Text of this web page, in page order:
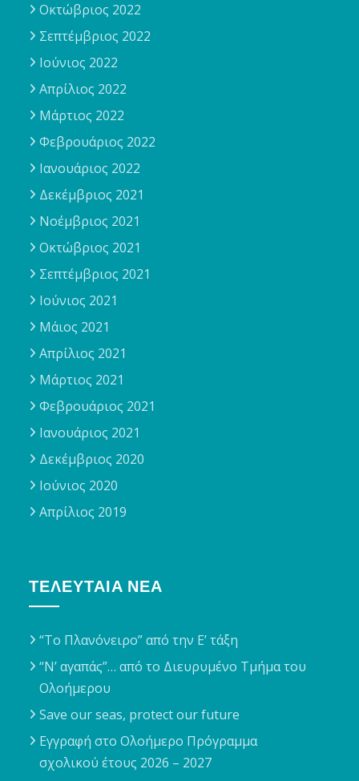
Οκτώβριος 2022
Σεπτέμβριος 2022
Ιούνιος 2022
Απρίλιος 2022
Μάρτιος 2022
Φεβρουάριος 2022
Ιανουάριος 2022
Δεκέμβριος 2021
Νοέμβριος 2021
Οκτώβριος 2021
Σεπτέμβριος 2021
Ιούνιος 2021
Μάιος 2021
Απρίλιος 2021
Μάρτιος 2021
Φεβρουάριος 2021
Ιανουάριος 2021
Δεκέμβριος 2020
Ιούνιος 2020
Απρίλιος 2019
ΤΕΛΕΥΤΑΊΑ ΝΈΑ
“Το Πλανόνειρο” από την Ε’ τάξη
“Ν’ αγαπάς”… από το Διευρυμένο Τμήμα του
Ολοήμερου
Save our seas, protect our future
Εγγραφή στο Ολοήμερο Πρόγραμμα
σχολικού έτους 2026 – 2027